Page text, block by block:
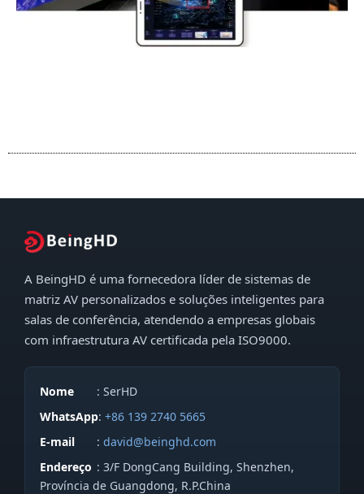
A BeingHD é uma fornecedora líder de sistemas de
matriz AV personalizados e soluções inteligentes para
salas de conferência, atendendo a empresas globais
com infraestrutura AV certificada pela ISO9000.
Nome
: SerHD
WhatsApp:+86 139 2740 5665
E-mail
:david@beinghd.com
Endereço : 3/F DongCang Building, Shenzhen,
Província de Guangdong, R.P.China